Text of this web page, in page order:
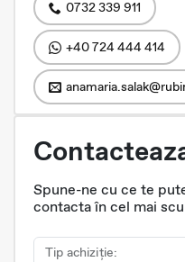
0732 339 911
+40 724 444 414
Spune-ne cu ce te
contacta în cel mai
Tip achiziție: